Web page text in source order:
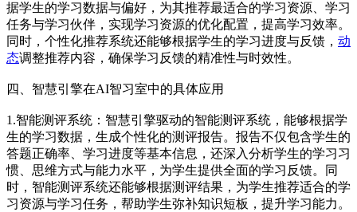
据学生的学习数据与偏好，为其推荐最适合的学习资源、学习
任务与学习伙伴，实现学习资源的优化配置，提高学习效率。
同时，个性化推荐系统还能够根据学生的学习进度与反馈， 动
态调整推荐内容，确保学习反馈的精准性与时效性。
四、智慧引擎在AI智习室中的具体应用
1.智能测评系统：智慧引擎驱动的智能测评系统，能够根据学
生的学习数据，生成个性化的测评报告。报告不仅包含学生的
答题正确率、学习进度等基本信息，还深入分析学生的学习习
惯、思维方式与能力水平，为学生提供全面的学习反馈。同
时，智能测评系统还能够根据测评结果，为学生推荐适合的学
习资源与学习任务，帮助学生弥补知识短板，提升学习能力。